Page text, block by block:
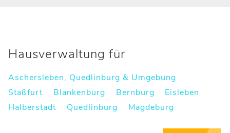
Hausverwaltung für
Aschersleben, Quedlinburg & Umgebung
Staßfurt
Blankenburg Bernburg
Eisleben
Halberstadt
Quedlinburg Magdeburg